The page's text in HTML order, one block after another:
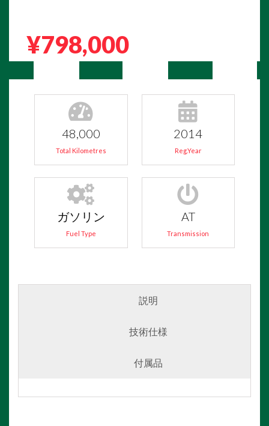
¥798,000
48,000
Total Kilometres
2014
Reg.Year
ガソリン
Fuel Type
AT
Transmission
説明
技術仕様
付属品